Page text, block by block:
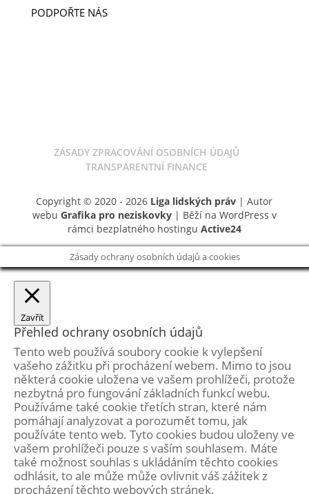
PODPOŘTE NÁS
ZÁSADY ZPRACOVÁNÍ OSOBNÍCH ÚDAJŮ
TRANSPARENTNÍ FINANCE
Copyright © 2020 - 2026 Liga lidských práv | Autor
webu Grafika pro neziskovky| Běží na WordPress v
rámci bezplatného hostingu Active24
Zásady ochrany osobních údajů a cookies
Zavřít
Přehled ochrany osobních údajů
Tento web používá soubory cookie k vylepšení
vašeho zážitku při procházení webem. Mimo to jsou
některá cookie uložena ve vašem prohlížeči, protože
nezbytná pro fungování základních funkcí webu.
Používáme také cookie třetích stran, které nám
pomáhají analyzovat a porozumět tomu, jak
používáte tento web. Tyto cookies budou uloženy ve
vašem prohlížeči pouze s vaším souhlasem. Máte
také možnost souhlas s ukládáním těchto cookies
odhlásit, to ale může může ovlivnit váš zážitek z
procházení těchto webových stránek.